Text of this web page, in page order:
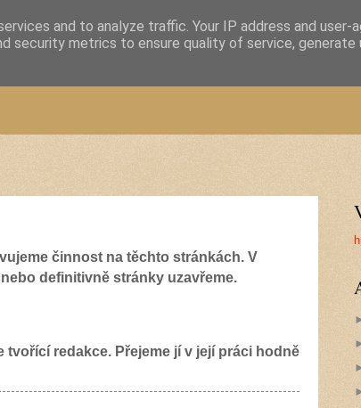
činnost na těchto stránkách. V
definitivně stránky uzavřeme.
tvořící redakce. Přejeme jí v její práci hodně
and to analyze traffic. Your IP address and user-
security metrics to ensure quality of service, generate